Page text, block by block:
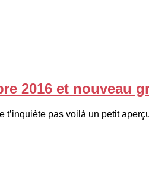
2016 et nouveau
pas voilà un petit